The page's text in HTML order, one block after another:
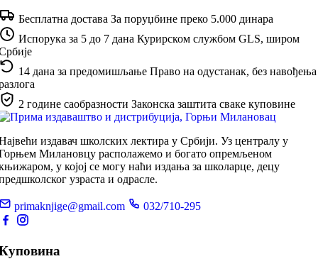
Бесплатна достава За поруџбине преко 5.000 динара
Испорука за 5 до 7 дана Курирском службом GLS, широм
14 дана за предомишљање Право на одустанак, без навођења
2 године саобразности Законска заштита сваке куповине
издавач школских лектира у Србији. Уз централу у
Милановцу располажемо и богато опремљеном
у којој се могу наћи издања за школарце, децу
узраста и одрасле.
primaknjige@gmail.com 032/710-295